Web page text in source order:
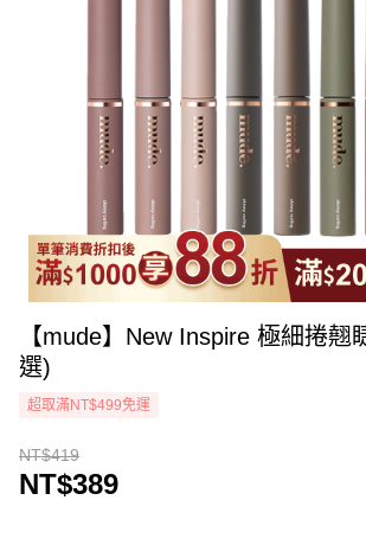
【mude】New Inspire 極細捲翹
選)
超取滿NT$499免運
NT$419
NT$389